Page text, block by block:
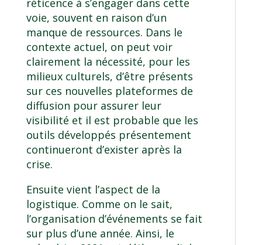
réticence à s’engager dans cette
voie, souvent en raison d’un
manque de ressources. Dans le
contexte actuel, on peut voir
clairement la nécessité, pour les
milieux culturels, d’être présents
sur ces nouvelles plateformes de
diffusion pour assurer leur
visibilité et il est probable que les
outils développés présentement
continueront d’exister après la
crise.
Ensuite vient l’aspect de la
logistique. Comme on le sait,
l’organisation d’événements se fait
sur plus d’une année. Ainsi, le